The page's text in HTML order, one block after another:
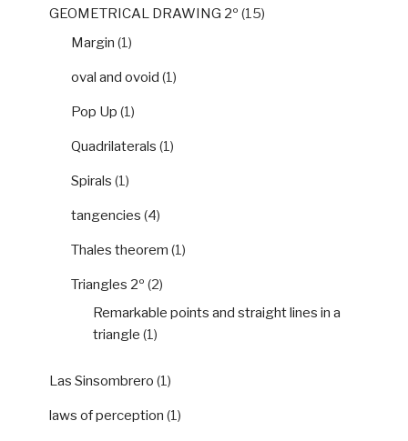
GEOMETRICAL DRAWING 2º (15)
Margin (1)
oval and ovoid (1)
Pop Up (1)
Quadrilaterals (1)
Spirals (1)
tangencies (4)
Thales theorem (1)
Triangles 2º (2)
Remarkable points and straight lines in a
triangle (1)
Las Sinsombrero (1)
laws of perception (1)